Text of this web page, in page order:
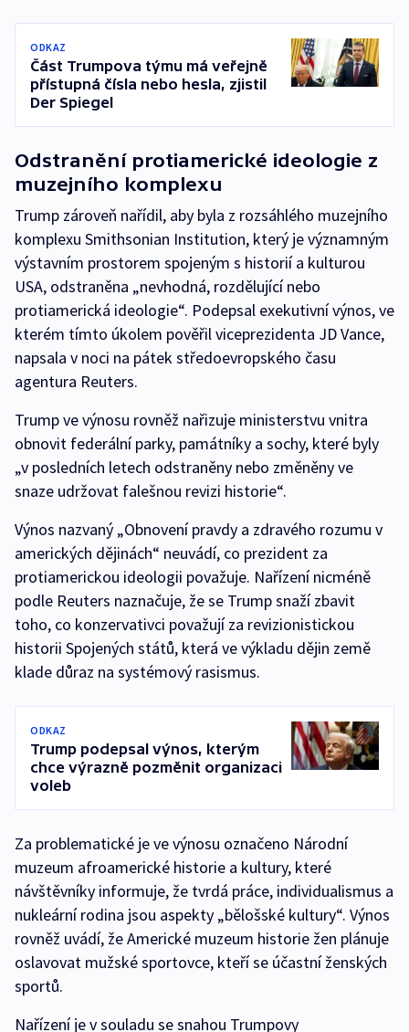
ODKAZ
Část Trumpova týmu má veřejně
přístupná čísla nebo hesla, zjistil
Der Spiegel
Odstranění protiamerické ideologie z
muzejního komplexu
Trump zároveň nařídil, aby byla z rozsáhlého muzejního
komplexu Smithsonian Institution, který je významným
výstavním prostorem spojeným s historií a kulturou
USA, odstraněna „nevhodná, rozdělující nebo
protiamerická ideologie“. Podepsal exekutivní výnos, ve
kterém tímto úkolem pověřil viceprezidenta JD Vance,
napsala v noci na pátek středoevropského času
agentura Reuters.
Trump ve výnosu rovněž nařizuje ministerstvu vnitra
obnovit federální parky, památníky a sochy, které byly
„v posledních letech odstraněny nebo změněny ve
snaze udržovat falešnou revizi historie“.
Výnos nazvaný „Obnovení pravdy a zdravého rozumu v
amerických dějinách“ neuvádí, co prezident za
protiamerickou ideologii považuje. Nařízení nicméně
podle Reuters naznačuje, že se Trump snaží zbavit
toho, co konzervativci považují za revizionistickou
historii Spojených států, která ve výkladu dějin země
klade důraz na systémový rasismus.
ODKAZ
Trump podepsal výnos, kterým
chce výrazně pozměnit organizaci
voleb
Za problematické je ve výnosu označeno Národní
muzeum afroamerické historie a kultury, které
návštěvníky informuje, že tvrdá práce, individualismus a
nukleární rodina jsou aspekty „bělošské kultury“. Výnos
rovněž uvádí, že Americké muzeum historie žen plánuje
oslavovat mužské sportovce, kteří se účastní ženských
sportů.
Nařízení je v souladu se snahou Trumpovy